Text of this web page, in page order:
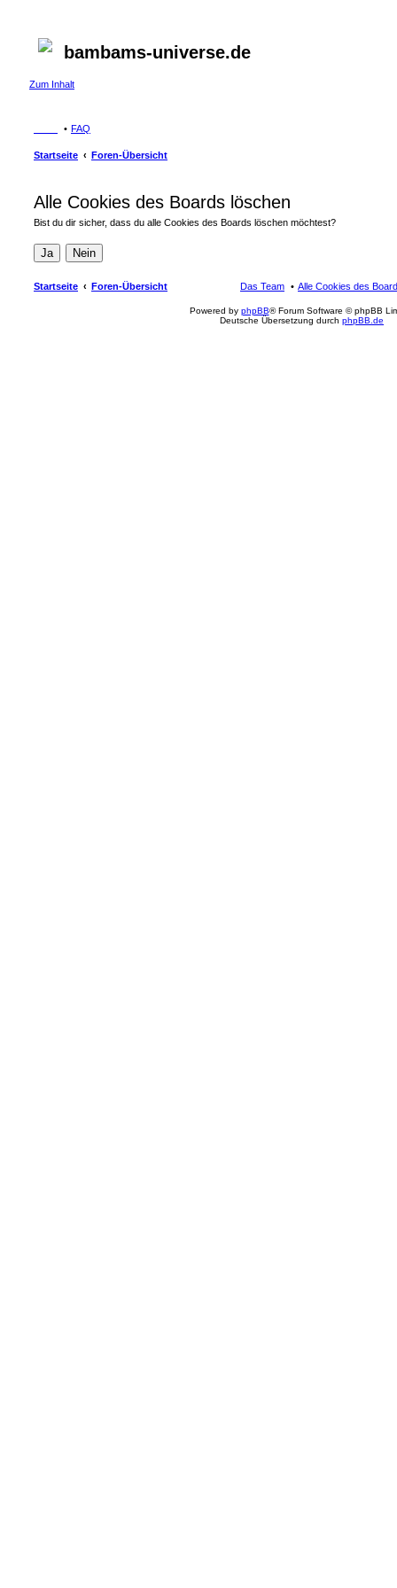
bambams-universe.de
Zum Inhalt
FAQ
Startseite Foren-Übersicht
Alle Cookies des Boards löschen
Bist du dir sicher, dass du alle Cookies des Boards löschen möchtest?
Startseite Foren-Übersicht Alle Cookies des
Das Team
Powered by phpBB® Forum Software © phpBB
Deutsche Übersetzung durch phpBB.de